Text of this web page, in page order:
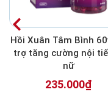
Hồi Xuân Tâm Bình
trợ tăng cường nội
nữ
235.000₫